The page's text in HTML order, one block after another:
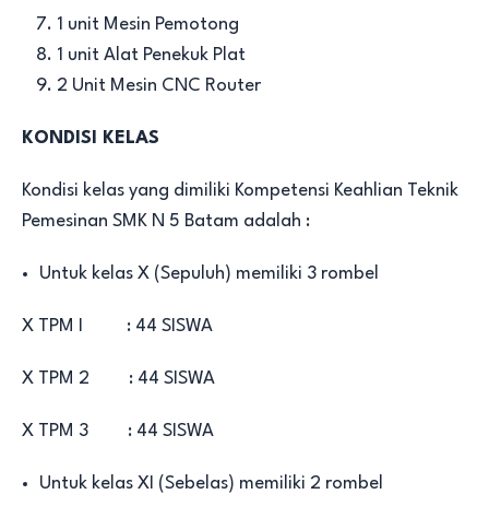
1 unit Mesin Pemotong
1 unit Alat Penekuk Plat
2 Unit Mesin CNC Router
KONDISI KELAS
Kondisi kelas yang dimiliki Kompetensi Keahlian Teknik
Pemesinan SMK N 5 Batam adalah :
Untuk kelas X (Sepuluh) memiliki 3 rombel
X TPM I : 44 SISWA
X TPM 2 : 44 SISWA
X TPM 3 : 44 SISWA
Untuk kelas XI (Sebelas) memiliki 2 rombel